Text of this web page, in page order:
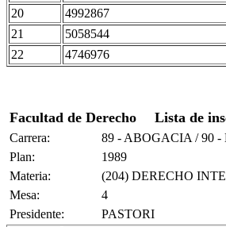
20 4992867
21 5058544
22 4746976
Facultad de Derecho Lista de
Carrera:
89 - ABOGACIA / 90
Plan:
1989
Materia:
(204) DERECHO
Mesa:
4
Presidente:
PASTORI